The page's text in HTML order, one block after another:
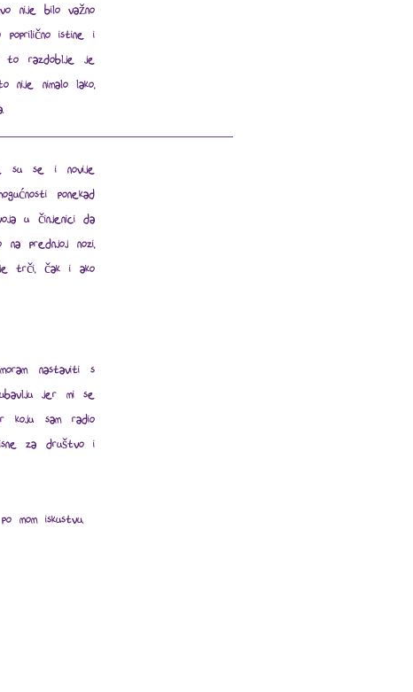
nije bilo važno
istine i
to razdoblje je
nije nimalo lako,
su se i novije
ponekad
u činjenici da
na prednjoj nozi,
trči, čak i ako
nastaviti s
jer mi se
koju sam radio
za društvo i
mom iskustvu.